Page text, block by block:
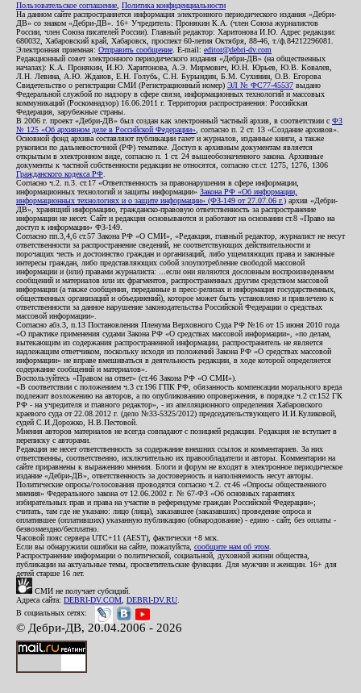
Пользовательское соглашение Политика конфиденциальности
На данном сайте распространяется информация электронного периодического издания «Дебри-
ДВ» со знаком «Дебри-ДВ». 16+ Учредитель: Пронякин К.А. (член Союза журналистов
России, член Союза писателей России). Главный редактор: Харитонова И.Ю. Адрес редакции:
680032, Хабаровский край, Хабаровск, проспект 60-летия Октября, 88-46, т./ф.84212296081.
Электронная приемная: Отправить сообщение . E-mail: editor@debri-dv.com
Редакционный совет электронного периодического издания «Дебри-ДВ» (на общественных
началах): К.А. Пронякин, И.Ю. Харитонова, А.Э. Мирмович, Ю.Н. Юрьев, Ю.В. Ковалев,
Л.Н. Левина, А.Ю. Жданов, Е.Н. Голубь, С.Н. Бурындин, Б.М. Сухинин, О.В. Егорова
Свидетельство о регистрации СМИ (Регистрационный номер) ЭЛ № ФС77-45537 выдано
Федеральной службой по надзору в сфере связи, информационных технологий и массовых
коммуникаций (Роскомнадзор) 16.06.2011 г. Территория распространения: Российская
Федерация, зарубежные страны.
В 2006 г. проект «Дебри-ДВ» был создан как электронный частный архив, в соответствии с ФЗ
№ 125 «Об архивном деле в Российской Федерации» , согласно п. 2 ст. 13 «Создание архивов».
Основной фонд архива составляют публикации газет и журналов, изданные книги, а также
рукописи по дальневосточной (РФ) тематике. Доступ к архивным документам является
открытым в электронном виде, согласно п. 1 ст. 24 вышеобозначенного закона. Архивные
документы к частной собственности редакции не относятся, согласно ст.ст. 1275, 1276, 1306
Гражданского кодекса РФ
Согласно ч.2. п.3. ст.17 «Ответственность за правонарушения в сфере информации,
информационных технологий и защиты информации» Закона РФ «Об информации,
информационных технологиях и о защите информации» (ФЗ-149 от 27.07.06 г.) архив «Дебри-
ДВ», хранящий информацию, гражданско-правовую ответственность за распространение
информации не несет. Сайт и редакция основываются и работают на основании ст.8 «Право на
доступ к информации» ФЗ-149.
Согласно пп.3,4,6 ст.57 Закона РФ «О СМИ», «Редакция, главный редактор, журналист не несут
ответственности за распространение сведений, не соответствующих действительности и
порочащих честь и достоинство граждан и организаций, либо ущемляющих права и законные
интересы граждан, либо представляющих собой злоупотребление свободой массовой
информации и (или) правами журналиста: ...если они являются дословным воспроизведением
сообщений и материалов или их фрагментов, распространенных другим средством массовой
информации (а также сообщения, переданные в пресс-релизах и информация государственных,
общественных организаций и объединений), которое может быть установлено и привлечено к
ответственности за данное нарушение законодательства Российской Федерации о средствах
массовой информации».
Согласно абз.3, п.13 Постановления Пленума Верховного Суда РФ №16 от 15 июня 2010 года
«О практике применения судами Закона РФ «О средствах массовой информации», «по делам,
вытекающим из содержания распространенной информации, распространитель не является
надлежащим ответчиком, поскольку исходя из положений Закона РФ «О средствах массовой
информации» не вправе вмешиваться в деятельность редакции, в ходе которой определяется
содержание сообщений и материалов».
Воспользуйтесь «Правом на ответ» (ст.46 Закона РФ «О СМИ»).
«В соответствии с положением ч.3 ст.196 ГПК РФ, обязанность компенсации морального вреда
подлежит возложению на авторов, а по опубликованию опровержения, в порядке ч.2 ст.152 ГК
РФ - на учредителя и главного редактор», - из апелляционного определения Хабаровского
краевого суда от 22.08.2012 г. (дело №33-5325/2012) председательствующего И.И.Куликовой,
судей С.И.Дорожко, Н.В.Пестовой.
Мнения авторов материалов не всегда совпадают с позицией редакции. Редакция не вступает в
переписку с авторами.
Редакция не несет ответственность за содержание внешних ссылок и комментариев. За них
ответственны, соответственно, исключительно их правообладатели и авторы. Комментарии на
сайте приравнены к выражению мнения. Блоги и форум не входят в электронное периодическое
издание «Дебри-ДВ», ответственность за достоверность и наполняемость несут авторы.
Политические опросы/голосования проводятся согласно ч.2. ст.46 «Опросы общественного
мнения» Федерального закона от 12.06.2002 г. № 67-ФЗ «Об основных гарантиях
избирательных прав и права на участие в референдуме граждан Российской Федерации»;
считать, там где не указано: лицо (лица), заказавшее (заказавших) проведение опроса и
оплатившее (оплативших) указанную публикацию (обнародование) - едино - сайт, без оплаты -
безвозмездно/бесплатно.
Часовой пояс сервера UTC+11 (AEST), фактически +8 мск.
Если вы обнаружили ошибки на сайте, пожалуйста, сообщите нам об этом
Распространение информации о политической, социальной, духовной жизни общества,
публикации на актуальные темы, просветительские функции. Для мужчин и женщин. 16+ для
детей старше 16 лет.
СМИ не получает субсидий.
Адреса сайта: DEBRI-DV.COM DEBRI-DV.RU
В социальных сетях:
© Дебри-ДВ, 20.04.2006 - 2026